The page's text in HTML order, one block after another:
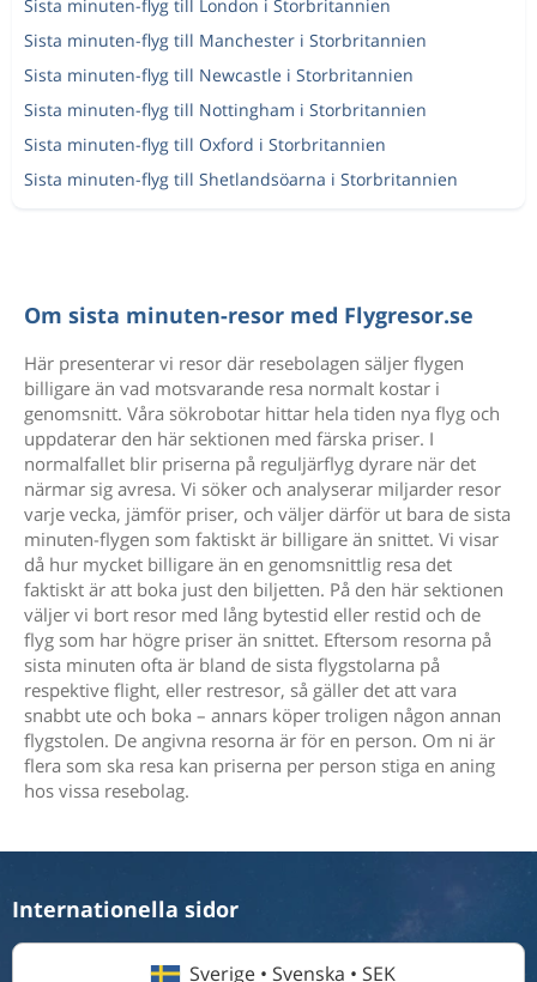
Sista minuten-flyg till London i Storbritannien
Sista minuten-flyg till Manchester i Storbritannien
Sista minuten-flyg till Newcastle i Storbritannien
Sista minuten-flyg till Nottingham i Storbritannien
Sista minuten-flyg till Oxford i Storbritannien
Sista minuten-flyg till Shetlandsöarna i Storbritannien
Om sista minuten-resor med Flygresor.se
Här presenterar vi resor där resebolagen säljer flygen
billigare än vad motsvarande resa normalt kostar i
genomsnitt. Våra sökrobotar hittar hela tiden nya flyg och
uppdaterar den här sektionen med färska priser. I
normalfallet blir priserna på reguljärflyg dyrare när det
närmar sig avresa. Vi söker och analyserar miljarder resor
varje vecka, jämför priser, och väljer därför ut bara de sista
minuten-flygen som faktiskt är billigare än snittet. Vi visar
då hur mycket billigare än en genomsnittlig resa det
faktiskt är att boka just den biljetten. På den här sektionen
väljer vi bort resor med lång bytestid eller restid och de
flyg som har högre priser än snittet. Eftersom resorna på
sista minuten ofta är bland de sista flygstolarna på
respektive flight, eller restresor, så gäller det att vara
snabbt ute och boka – annars köper troligen någon annan
flygstolen. De angivna resorna är för en person. Om ni är
flera som ska resa kan priserna per person stiga en aning
hos vissa resebolag.
Internationella sidor
Sverige • Svenska • SEK